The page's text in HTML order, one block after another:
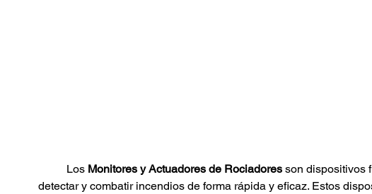
	Los
Monitores y Actuadores de Rociadores son dispositivos
detectar y combatir incendios de forma rápida y eficaz. Estos